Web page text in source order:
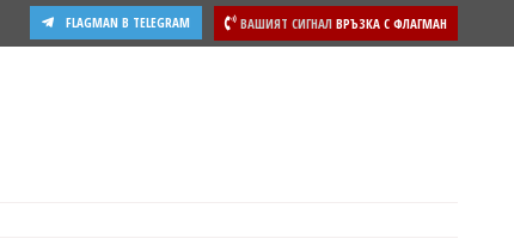
ВАШИЯТ СИГНАЛ ВРЪЗКА С ФЛАГМАН
FLAGMAN В TELEGRAM